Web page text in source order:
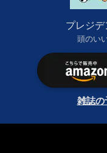
プレジ
頭のい
雑誌の